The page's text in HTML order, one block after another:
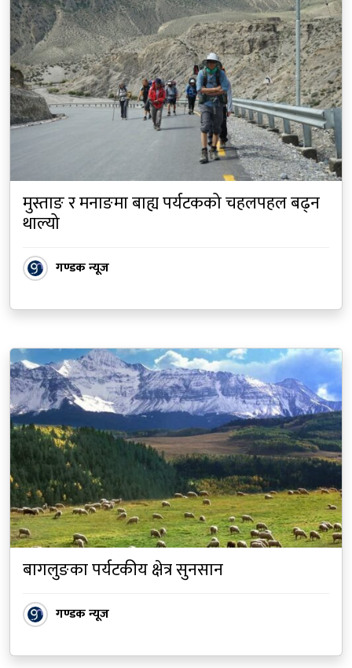
मुस्ताङ र मनाङमा बाह्य पर्यटकको चहलपहल बढ्न
थाल्यो
गण्डक न्यूज
बागलुङका पर्यटकीय क्षेत्र सुनसान
गण्डक न्यूज